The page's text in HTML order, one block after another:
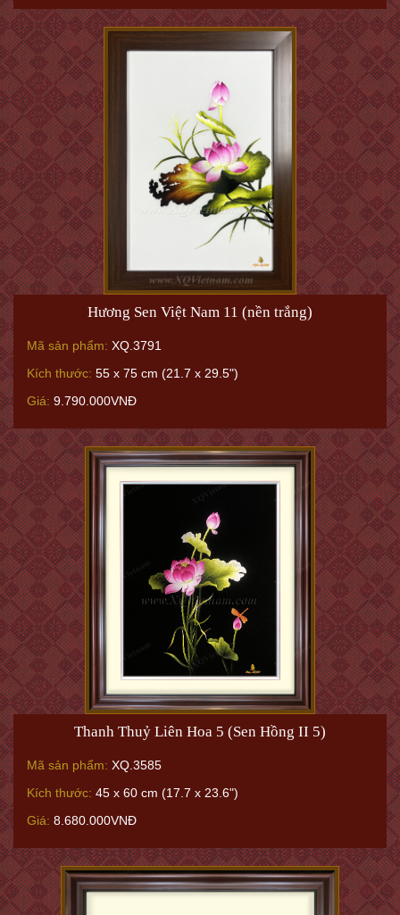
Hương Sen Việt Nam 11 (nền trắng)
Mã sản phẩm: XQ.3791
Kích thước: 55 x 75 cm (21.7 x 29.5")
Giá: 9.790.000VNĐ
Thanh Thuỷ Liên Hoa 5 (Sen Hồng II 5)
Mã sản phẩm: XQ.3585
Kích thước: 45 x 60 cm (17.7 x 23.6")
Giá: 8.680.000VNĐ